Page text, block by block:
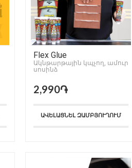
Flex Glue
Ակնթարթային կպչող, ամուր
սոսինձ
2,990֏
ԱՎԵԼԱՑՆԵԼ ԶԱՄԲՅՈՒՂՈՒՄ